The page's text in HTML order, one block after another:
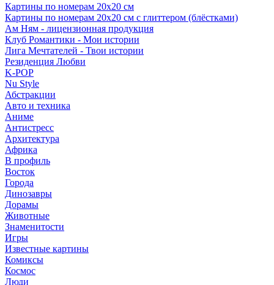
Картины по номерам 20х20 см
Картины по номерам 20х20 см с глиттером (блёстками)
Ам Ням - лицензионная продукция
Клуб Романтики - Мои истории
Лига Мечтателей - Твои истории
Резиденция Любви
K-POP
Nu Style
Абстракции
Авто и техника
Аниме
Антистресс
Архитектура
Африка
В профиль
Восток
Города
Динозавры
Дорамы
Животные
Знаменитости
Игры
Известные картины
Комиксы
Космос
Люди